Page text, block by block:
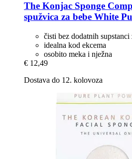
The Konjac Sponge
spužvica za bebe White
čisti bez dodatnih supstanci
idealna kod ekcema
osobito meka i nježna
€ 12,49
Dostava do 12. kolovoza